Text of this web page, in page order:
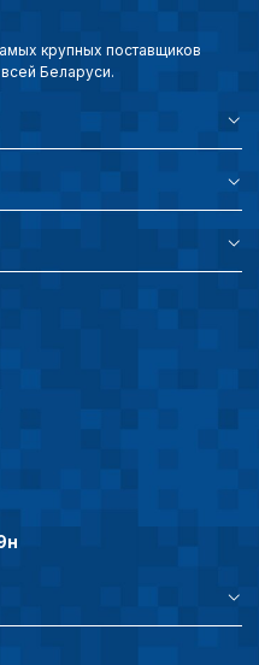
крупных поставщиков
Беларуси.
исходя из
пользователей.